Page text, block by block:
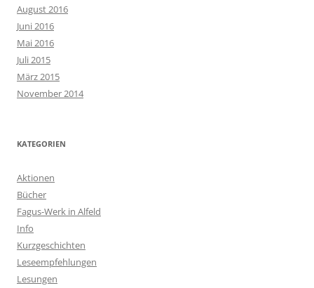
August 2016
Juni 2016
Mai 2016
Juli 2015
März 2015
November 2014
KATEGORIEN
Aktionen
Bücher
Fagus-Werk in Alfeld
Info
Kurzgeschichten
Leseempfehlungen
Lesungen